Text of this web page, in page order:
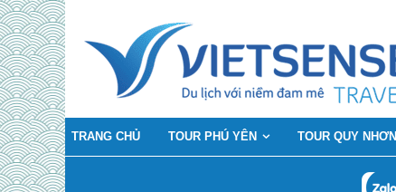
TRANG CHỦ TOUR PHÚ YÊN TOUR QUY NHƠN